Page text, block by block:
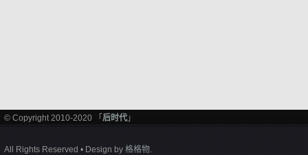
© Copyright 2010-2020 「 后时代 」
All Rights Reserved • Design by 格格物.